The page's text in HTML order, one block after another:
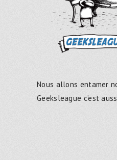
Nous allons entamer
Geeksleague c’est